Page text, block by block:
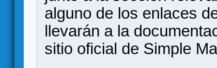
alguno de los enlaces
llevarán a la
sitio oficial de Simple